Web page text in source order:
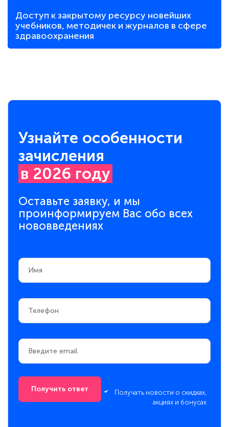
Доступ к закрытому ресурсу новейших
учебников, методичек и журналов в сфере
здравоохранения
Узнайте особенности
зачисления
в 2026 году
Оставьте заявку, и мы
проинформируем Вас обо всех
нововведениях
Получить ответ
Получать новости о скидках,
акциях и бонусах